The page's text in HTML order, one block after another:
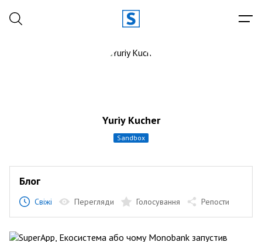
Yuriy Kucher
sandbox
Блог
Свіжі Перегляди Голосування Репости